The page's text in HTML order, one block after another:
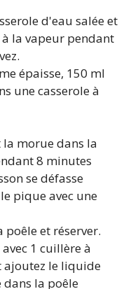
d'eau salée et
la vapeur pendant
épaisse, 150 ml
une casserole à
morue dans la
8 minutes
se défasse
pique avec une
et réserver.
1 cuillère à
ajoutez le liquide
la poêle